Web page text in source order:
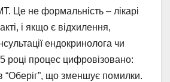
Це не формальність – лікарі
і якщо є відхилення,
ендокринолога чи
році процес цифровізовано:
“Оберіг”, що зменшує помилки.